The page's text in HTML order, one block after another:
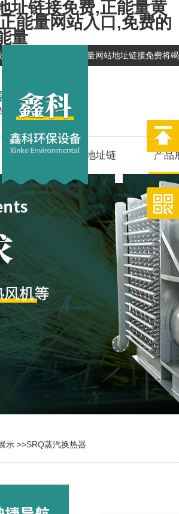
址链接免费,正能量黄
能量网站入口,免费的
量
有限公司网站，正能量网站地址链接免费将
企业
换热器,型号全
关于正能量网站地址链
接免费
产品
示 >>SRQ蒸汽换热器